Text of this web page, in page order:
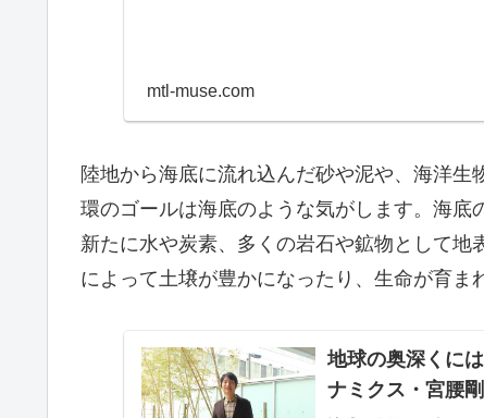
mtl-muse.com
陸地から海底に流れ込んだ砂や泥や、海洋
環のゴールは海底のような気がします。海
新たに水や炭素、多くの岩石や鉱物として
によって土壌が豊かになったり、生命が育ま
地球の奥深くに
ナミクス・宮腰